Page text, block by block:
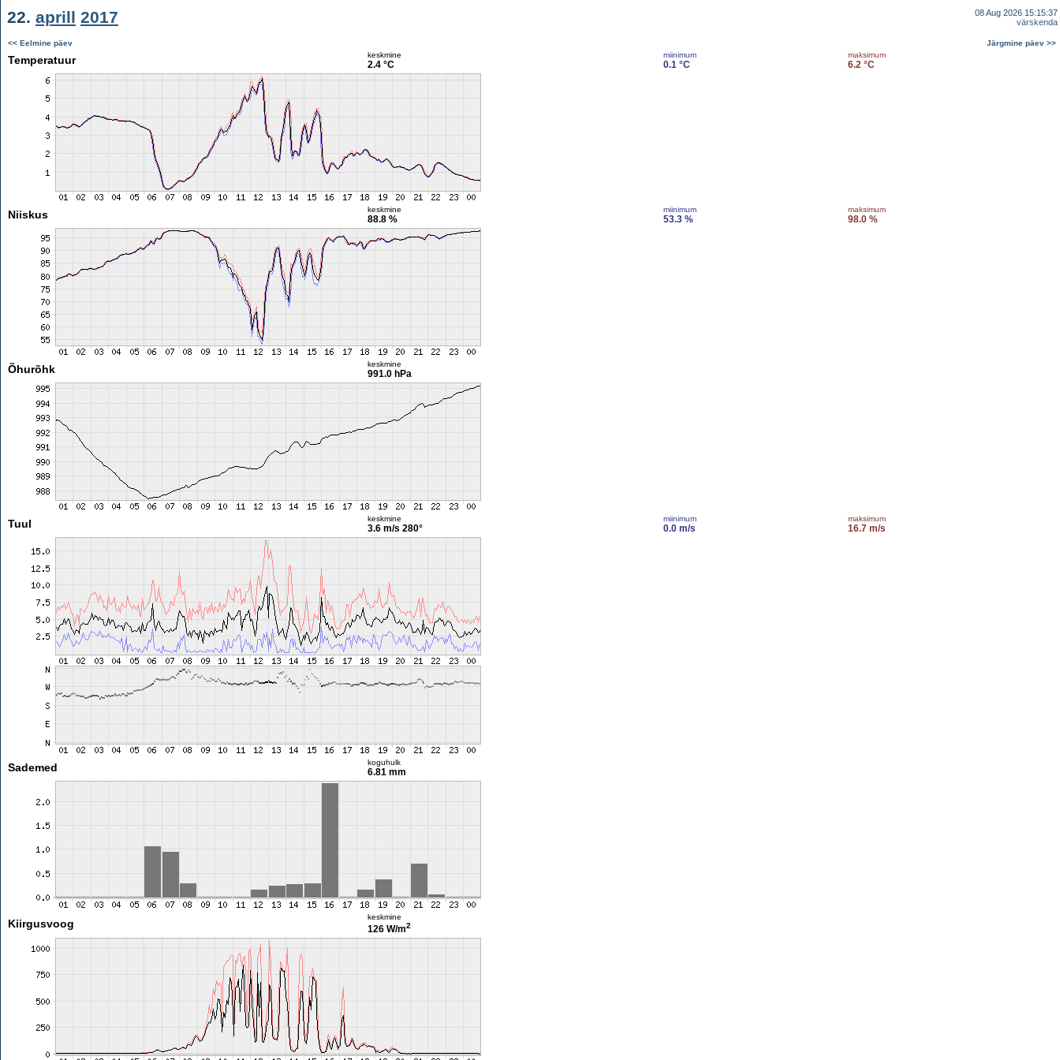
22. aprill 2017
08 Aug 2026 15:15:37
värskenda
<< Eelmine päev Järgmine päev >>
Temperatuur keskmine
2.4 °C
miinimum
0.1 °C
maksimum
6.2 °C
Niiskus keskmine
88.8 %
miinimum
53.3 %
maksimum
98.0 %
Õhurõhk keskmine
991.0 hPa
Tuul keskmine
3.6 m/s 280°
miinimum
0.0 m/s
maksimum
16.7 m/s
Sademed koguhulk
6.81 mm
Kiirgusvoog
keskmine
126 W/m2